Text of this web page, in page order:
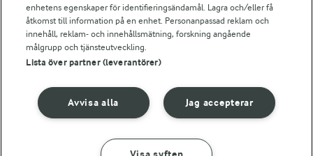
© 2026 Arla Foods
Integritetspolicy
enhetens egenskaper för identifieringsändamål. Lagra och/eller få
åtkomst till information på en enhet. Personanpassad reklam och
innehåll, reklam- och innehållsmätning, forskning angående
målgrupp och tjänsteutveckling.
Lista över partner (leverantörer)
Jag accepterar
Avvisa alla